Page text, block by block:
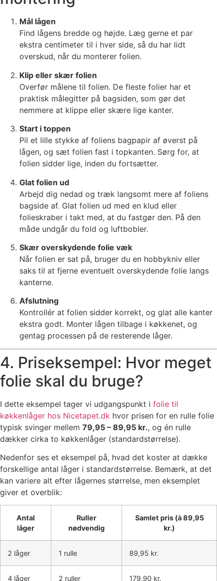
Mål lågen
Find lågens bredde og højde. Læg gerne et par
ekstra centimeter til i hver side, så du har lidt
overskud, når du monterer folien.
Klip eller skær folien
Overfør målene til folien. De fleste folier har et
praktisk målegitter på bagsiden, som gør det
nemmere at klippe eller skære lige kanter.
Start i toppen
Pil et lille stykke af foliens bagpapir af øverst på
lågen, og sæt folien fast i topkanten. Sørg for, at
folien sidder lige, inden du fortsætter.
Glat folien ud
Arbejd dig nedad og træk langsomt mere af foliens
bagside af. Glat folien ud med en klud eller
folieskraber i takt med, at du fastgør den. På den
måde undgår du fold og luftbobler.
Skær overskydende folie væk
Når folien er sat på, bruger du en hobbykniv eller
saks til at fjerne eventuelt overskydende folie langs
kanterne.
Afslutning
Kontrollér at folien sidder korrekt, og glat alle kanter
ekstra godt. Monter lågen tilbage i køkkenet, og
gentag processen på de resterende låger.
4. Priseksempel: Hvor meget
folie skal du bruge?
I dette eksempel tager vi udgangspunkt i folie til
køkkenlåger hos Nicetapet.dk hvor prisen for en rulle folie
typisk svinger mellem 79,95 – 89,95 kr., og én rulle
dækker cirka to køkkenlåger (standardstørrelse).
Nedenfor ses et eksempel på, hvad det koster at dække
forskellige antal låger i standardstørrelse. Bemærk, at det
kan variere alt efter lågernes størrelse, men eksemplet
giver et overblik:
Antal
låger
Ruller
nødvendig
Samlet pris (à 89,95
kr.)
2 låger 1 rulle 89,95 kr.
4 låger 2 ruller 179,90 kr.